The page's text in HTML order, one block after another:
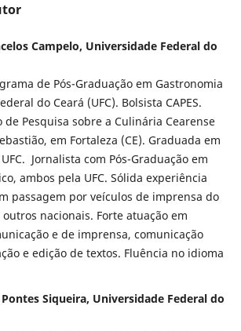
Campelo, Universidade Federal do
de Pós-Graduação em Gastronomia
do Ceará (UFC). Bolsista CAPES.
Pesquisa sobre a Culinária Cearense
em Fortaleza (CE). Graduada em
Jornalista com Pós-Graduação em
ambos pela UFC. Sólida experiência
passagem por veículos de imprensa do
outros nacionais. Forte atuação em
e de imprensa, comunicação
e edição de textos. Fluência no idioma
Siqueira, Universidade Federal do